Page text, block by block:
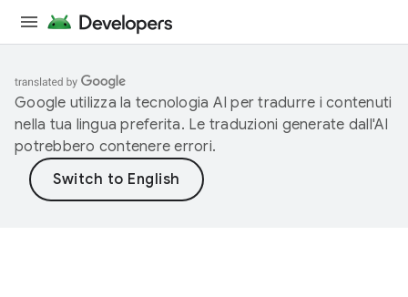
Google utilizza la tecnologia AI per tradurre i contenuti
nella tua lingua preferita. Le traduzioni generate dall'AI
potrebbero contenere errori.